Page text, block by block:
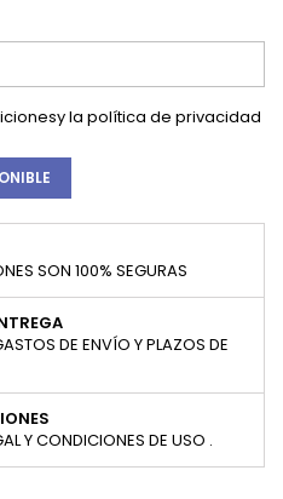
y la política de privacidad
SON 100% SEGURAS
DE ENVÍO Y PLAZOS DE
Y CONDICIONES DE USO .